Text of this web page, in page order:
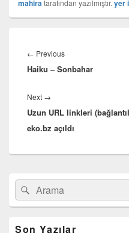
mahiratarafından yazılmıştır. yer
gezinmesi
← PreviousPrevious
post:
Haiku – Sonbahar
Next →
post:
Uzun URL linkleri
eko.bz açıldı
Birincil
bar
eklenti
Search
for:
Ara
Son Yazılar